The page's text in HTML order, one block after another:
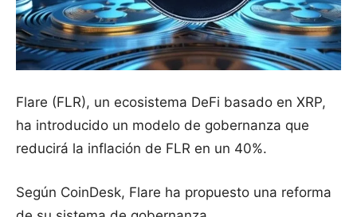
Flare (FLR), un ecosistema DeFi basado en XRP,
ha introducido un modelo de gobernanza que
reducirá la inflación de FLR en un 40%.
Según CoinDesk, Flare ha propuesto una reforma